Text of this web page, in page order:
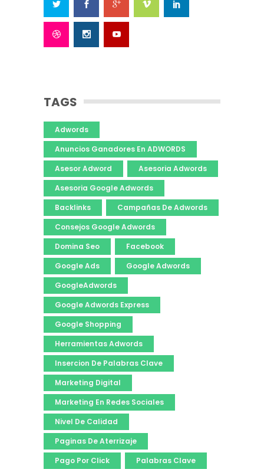
TAGS
Adwords
Anuncios Ganadores En ADWORDS
Asesor Adword
Asesoria Adwords
Asesoria Google Adwords
Backlinks
Campañas De Adwords
Consejos Google Adwords
Domina Seo
Facebook
Google Ads
Google Adwords
GoogleAdwords
Google Adwords Express
Google Shopping
Herramientas Adwords
Insercion De Palabras Clave
Marketing Digital
Marketing En Redes Sociales
Nivel De Calidad
Paginas De Aterrizaje
Pago Por Click
Palabras Clave